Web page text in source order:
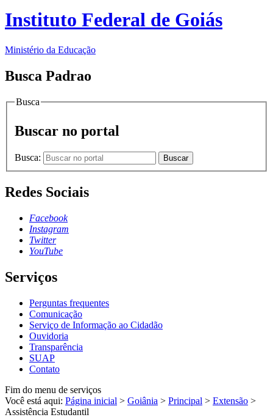
Instituto Federal de Goiás
Ministério da Educação
Busca Padrao
Busca
Buscar no portal
Busca: Buscar
Redes Sociais
Facebook
Instagram
Twitter
YouTube
Serviços
Perguntas frequentes
Comunicação
Serviço de Informação ao Cidadão
Ouvidoria
Transparência
SUAP
Contato
Fim do menu de serviços
Você está aqui: Página inicial > Goiânia > Principal > Extensão >
Assistência Estudantil